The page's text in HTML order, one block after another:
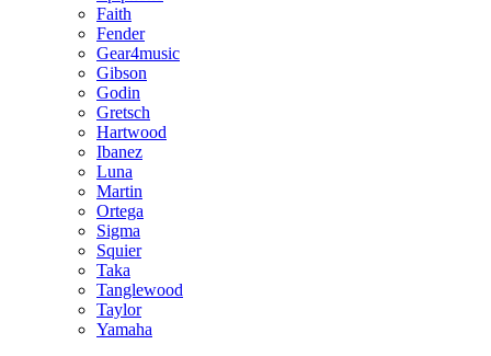
Faith
Fender
Gear4music
Gibson
Godin
Gretsch
Hartwood
Ibanez
Luna
Martin
Ortega
Sigma
Squier
Taka
Tanglewood
Taylor
Yamaha